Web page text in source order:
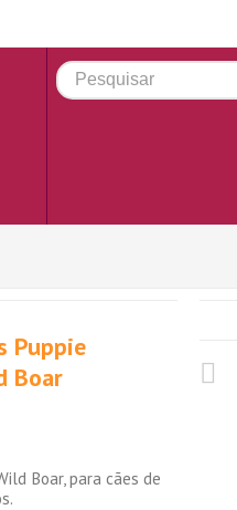
Puppie
Boar
Boar, para cães de